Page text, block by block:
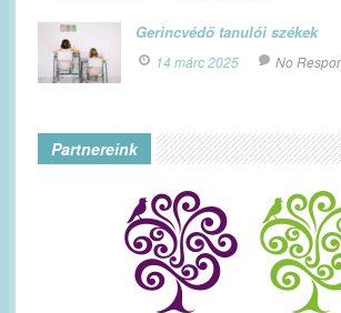
Gerincvédő tanulói székek
14 márc 2025 No
Partnereink